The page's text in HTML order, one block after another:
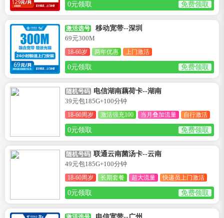
0元领取 免费领取
激活选号
移动宽带--深圳
69元300M
18-60岁 两年优惠 上门激活
0元领取 免费领取
随机号码 电信湖南藕荷卡--湖南
39元包185G+100分钟
18-60周岁 激活强充100 当月叠加流量 自行激活
0元领取 免费领取
随机号码 联通云南菌汤卡--云南
49元包185G+100分钟
18-60周岁 长期套餐 超大流量 快递员上门激活
0元领取 免费领取